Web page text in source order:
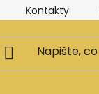
Kontakty